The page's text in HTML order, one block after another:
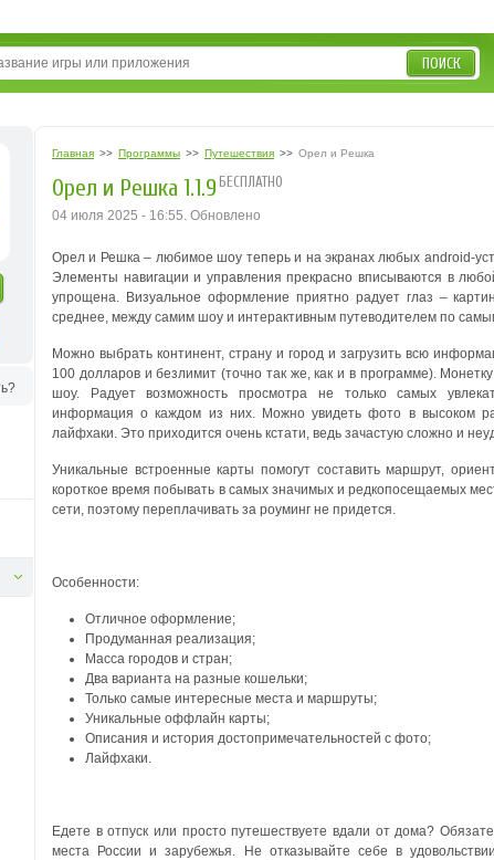
ПОИСК
Главная >> Программы >> Путешествия >> Орел и Решка
Орел и Решка 1.1.9 БЕСПЛАТНО
04 июля 2025 - 16:55. Обновлено
Орел и Решка – любимое шоу теперь и на экранах любых android-
Элементы навигации и управления прекрасно вписываются в
упрощена. Визуальное оформление приятно радует глаз –
среднее, между самим шоу и интерактивным путеводителем по
Можно выбрать континент, страну и город и загрузить всю
100 долларов и безлимит (точно так же, как и в программе).
шоу.
Радует возможность просмотра не только самых
информация о каждом из них. Можно увидеть фото в высоком
лайфхаки. Это приходится очень кстати, ведь зачастую сложно и
Уникальные встроенные карты помогут составить маршрут,
короткое время побывать в самых значимых и редкопосещаемых
сети, поэтому переплачивать за роуминг не придется.
Особенности:
Отличное оформление;
Продуманная реализация;
Масса городов и стран;
Два варианта на разные кошельки;
Только самые интересные места и маршруты;
Уникальные оффлайн карты;
Описания и история достопримечательностей с фото;
Лайфхаки.
Едете в отпуск или просто путешествуете вдали от дома?
места России и зарубежья. Не отказывайте себе в